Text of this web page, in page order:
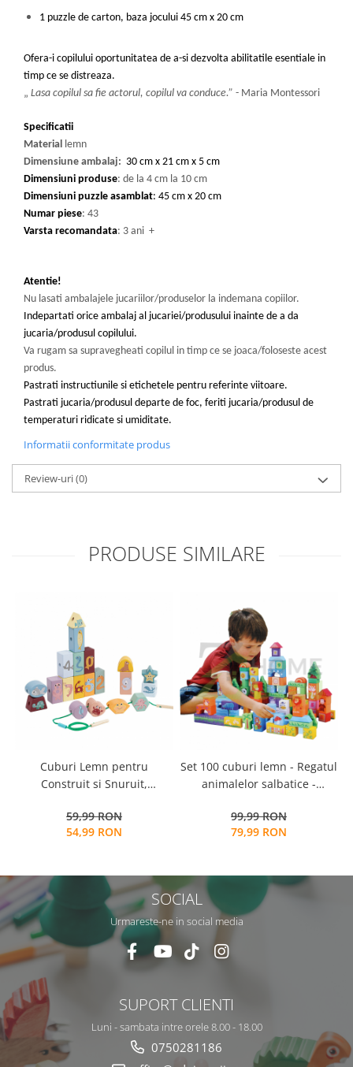
1 puzzle de carton, baza jocului 45 cm x 20 cm
Ofera-i copilului oportunitatea de a-si dezvolta abilitatile esentiale in
timp ce se distreaza.
„ Lasa copilul sa fie actorul, copilul va conduce.” - Maria Montessori
Specificatii
Material lemn
Dimensiune ambalaj: 30 cm x 21 cm x 5 cm
Dimensiuni produse: de la 4 cm la 10 cm
Dimensiuni puzzle asamblat: 45 cm x 20 cm
Numar piese: 43
Varsta recomandata: 3 ani +
Atentie!
Nu lasati ambalajele jucariilor/produselor la indemana copiilor.
Indepartati orice ambalaj al jucariei/produsului inainte de a da
jucaria/produsul copilului.
Va rugam sa supravegheati copilul in timp ce se joaca/foloseste acest
produs.
Pastrati instructiunile si etichetele pentru referinte viitoare.
Pastrati jucaria/produsul departe de foc, feriti jucaria/produsul de
temperaturi ridicate si umiditate.
Informatii conformitate produs
Review-uri(0)
PRODUSE SIMILARE
Cuburi Lemn pentru
Construit si Snuruit,
59,99 RON
54,99 RON
Set 100 cuburi lemn - Regatul
animalelor salbatice -
piese
99,99 RON
79,99 RON
SOCIAL
Urmareste-ne in social media
SUPORT CLIENTI
Luni - sambata intre orele 8.00 - 18.00
0750281186